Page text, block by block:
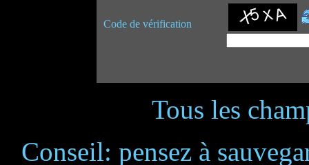
Code de vérification
Tous les
Conseil: pensez à